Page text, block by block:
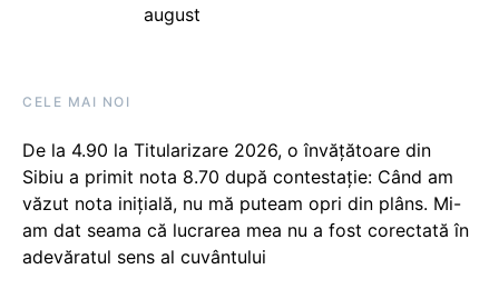
august
CELE MAI NOI
De la 4.90 la Titularizare 2026, o învățătoare din
Sibiu a primit nota 8.70 după contestație: Când am
văzut nota inițială, nu mă puteam opri din plâns. Mi-
am dat seama că lucrarea mea nu a fost corectată în
adevăratul sens al cuvântului